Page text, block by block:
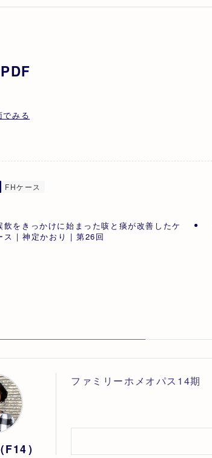
みる
FHケース
飲をきっかけに始まった咳と痰が改善したケ
ス | 神定かおり | 第26回
）
ファミリーホメオパス14期